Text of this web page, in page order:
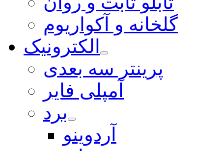
گلخانه و آکواریوم
الکترونیک
پرینتر سه بعدی
آمپلی فایر
برد
آردوینو